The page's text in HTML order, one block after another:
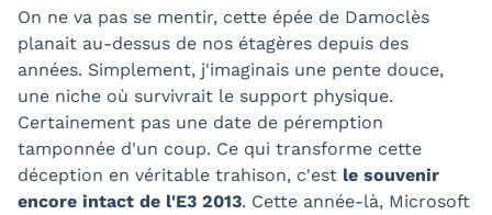
On ne va pas se mentir, cette épée de Damoclès
planait au-dessus de nos étagères depuis des
années. Simplement, j'imaginais une pente douce,
une niche où survivrait le support physique.
Certainement pas une date de péremption
tamponnée d'un coup. Ce qui transforme cette
déception en véritable trahison, c'est le souvenir
encore intact de l'E3 2013. Cette année-là, Microsoft